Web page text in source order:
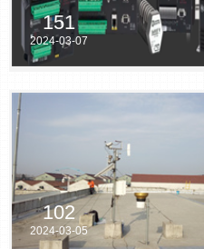
151
2024-03-07
102
2024-03-05